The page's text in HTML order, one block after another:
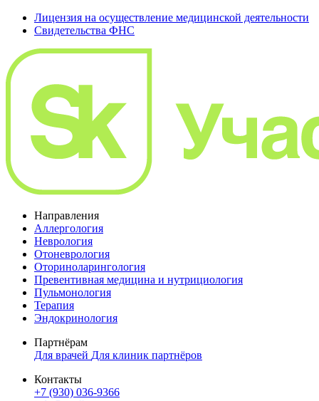
Лицензия на осуществление медицинской деятельности
Свидетельства ФНС
Направления
Аллергология
Неврология
Отоневрология
Оториноларингология
Превентивная медицина и нутрициология
Пульмонология
Терапия
Эндокринология
Партнёрам
Для врачей Для клиник партнёров
Контакты
+7 (930) 036-9366